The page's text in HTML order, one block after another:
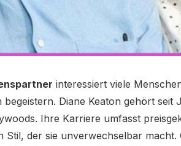
interessiert viele
Diane Keaton gehört seit
Ihre Karriere umfasst
Stil, der sie unverwechselbar macht.